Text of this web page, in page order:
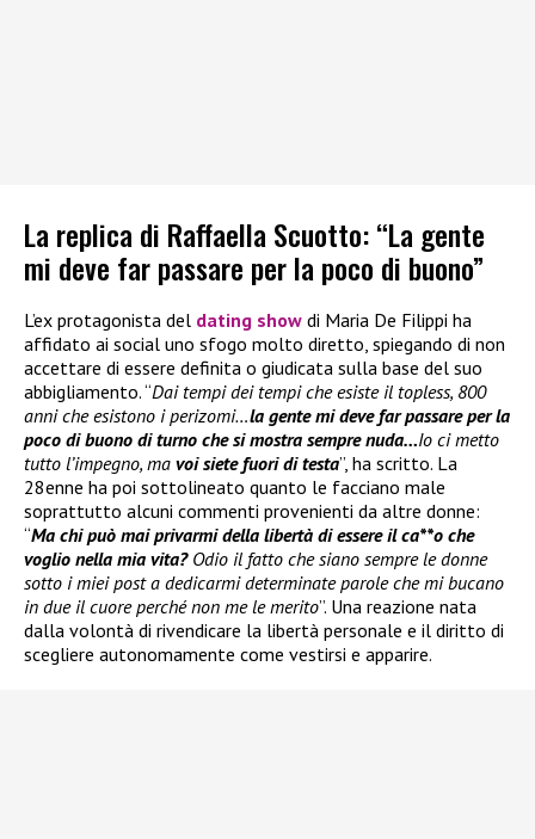
La replica di Raffaella Scuotto: “La gente
mi deve far passare per la poco di buono”
L’ex protagonista del dating show di Maria De Filippi ha
affidato ai social uno sfogo molto diretto, spiegando di non
accettare di essere definita o giudicata sulla base del suo
abbigliamento. “Dai tempi dei tempi che esiste il topless, 800
anni che esistono i perizomi…la gente mi deve far passare per la
poco di buono di turno che si mostra sempre nuda…Io ci metto
tutto l’impegno, ma voi siete fuori di testa”, ha scritto. La
28enne ha poi sottolineato quanto le facciano male
soprattutto alcuni commenti provenienti da altre donne:
“Ma chi può mai privarmi della libertà di essere il ca**o che
voglio nella mia vita? Odio il fatto che siano sempre le donne
sotto i miei post a dedicarmi determinate parole che mi bucano
in due il cuore perché non me le merito”. Una reazione nata
dalla volontà di rivendicare la libertà personale e il diritto di
scegliere autonomamente come vestirsi e apparire.